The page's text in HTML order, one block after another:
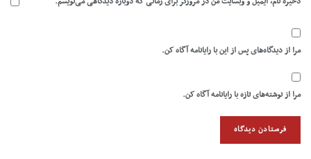
مرا از دیدگاه‌های پس از این با رایانامه آگاه کن.
مرا از نوشته‌های تازه با رایانامه آگاه کن.